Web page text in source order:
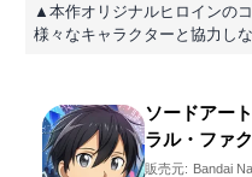
▲本作オリジナルヒロインの
様々なキャラクターと協力し
ソードアー
ラル・ファ
販売元: Bandai